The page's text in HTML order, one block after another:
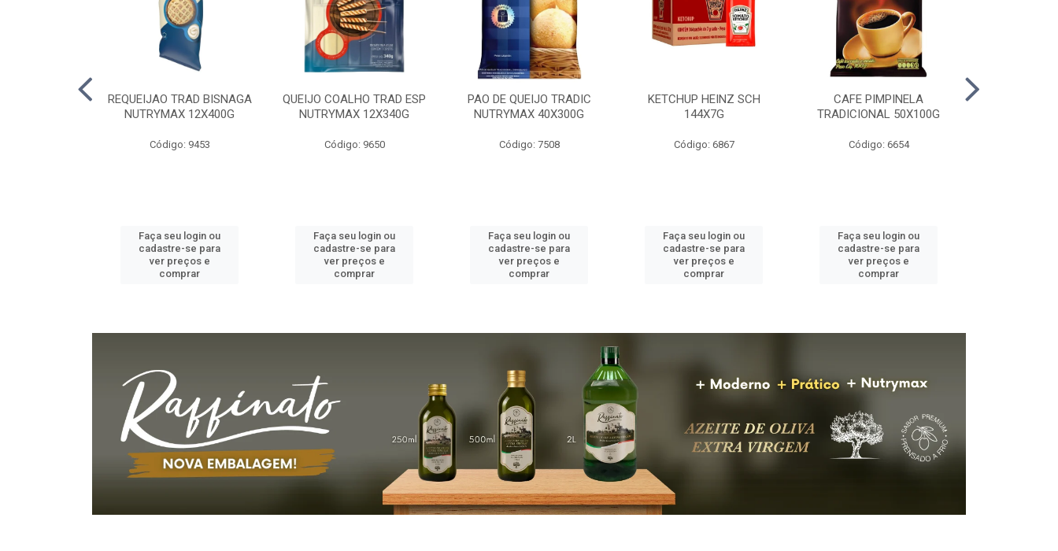
REQUEIJAO TRAD BISNAGA
NUTRYMAX 12X400G
Código: 9453
Faça seu login ou
cadastre-se para
ver preços e
comprar
QUEIJO COALHO TRAD ESP
NUTRYMAX 12X340G
Código: 9650
Faça seu login ou
cadastre-se para
ver preços e
comprar
PAO DE QUEIJO TRADIC
NUTRYMAX 40X300G
Código: 7508
Faça seu login ou
cadastre-se para
ver preços e
comprar
KETCHUP HEINZ SCH
144X7G
Código: 6867
Faça seu login ou
cadastre-se para
ver preços e
comprar
CAFE PIMPINELA
TRADICIONAL 50X100G
Código: 6654
Faça seu login ou
cadastre-se para
ver preços e
comprar